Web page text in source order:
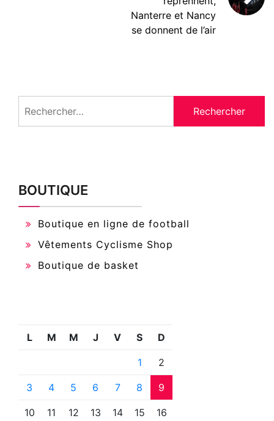
Nanterre et Nancy
se donnent de l’air
BOUTIQUE
Boutique en ligne de football
Vêtements Cyclisme Shop
Boutique de basket
L M M J V S D
1 2
3 4 5 6 7 8 9
10 11 12 13 14 15 16